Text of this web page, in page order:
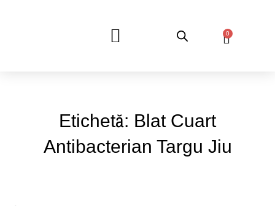
0
Etichetă: Blat Cuart
Antibacterian Targu Jiu